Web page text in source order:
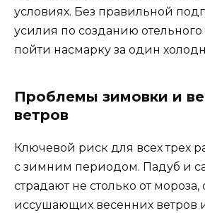
условиях. Без правильной
усилия по созданию отельного
пойти насмарку за один
Проблемы зимовки и
ветров
Ключевой риск для всех трех
с зимним периодом. Падуб и
страдают не столько от мороза,
иссушающих весенних ветров